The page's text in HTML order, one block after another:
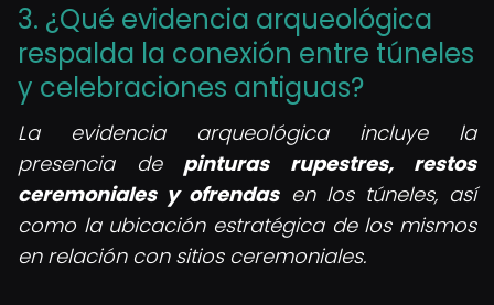
3. ¿Qué evidencia arqueológica
respalda la conexión entre túneles
y celebraciones antiguas?
La evidencia arqueológica incluye la
presencia de pinturas rupestres, restos
ceremoniales y ofrendasen los túneles, así
como la ubicación estratégica de los mismos
en relación con sitios ceremoniales.